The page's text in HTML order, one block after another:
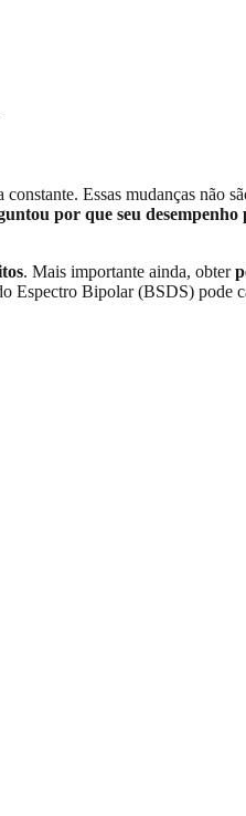
Essas mudanças não
por que seu desempenho
. Mais importante ainda, obter
Espectro Bipolar (BSDS) pode